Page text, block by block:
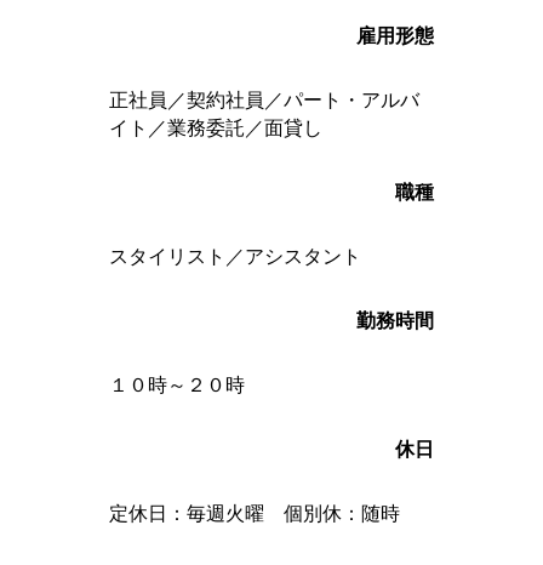
雇用形態
正社員／契約社員／パート・アルバ
イト／業務委託／面貸し
職種
スタイリスト／アシスタント
勤務時間
１０時～２０時
休日
定休日：毎週火曜 個別休：随時